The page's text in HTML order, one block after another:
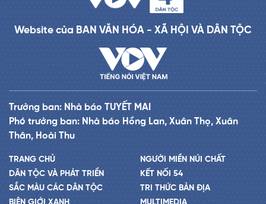
Website của BAN VĂN HÓA - XÃ HỘI VÀ DÂN TỘC
Trưởng ban: Nhà báo TUYẾT MAI
Phó trưởng ban: Nhà báo Hồng Lan, Xuân Thọ, Xuân
Thân, Hoài Thu
TRANG CHỦ
DÂN TỘC VÀ PHÁT TRIỂN
SẮC MÀU CÁC DÂN TỘC
NGƯỜI MIỀN NÚI CHẤT
KẾT NỐI 54
TRI THỨC BẢN ĐỊA